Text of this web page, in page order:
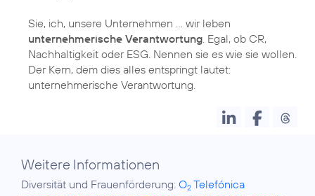
Sie, ich, unsere Unternehmen … wir leben
unternehmerische Verantwortung . Egal, ob CR,
Nachhaltigkeit oder ESG. Nennen sie es wie sie wollen.
Der Kern, dem dies alles entspringt lautet:
Weitere Informationen
Diversität und Frauenförderung: O2 Telefónica